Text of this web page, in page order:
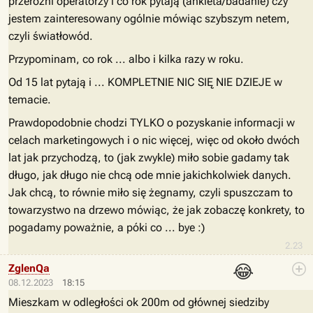
2.23
jestem zainteresowany ogólnie mówiąc szybszym netem,
czyli światłowód.
Przypominam, co rok ... albo i kilka razy w roku.
Od 15 lat pytają i ... KOMPLETNIE NIC SIĘ NIE DZIEJE w
temacie.
Prawdopodobnie chodzi TYLKO o pozyskanie informacji w
celach marketingowych i o nic więcej, więc od około dwóch
lat jak przychodzą, to (jak zwykle) miło sobie gadamy tak
długo, jak długo nie chcą ode mnie jakichkolwiek danych.
Jak chcą, to równie miło się żegnamy, czyli spuszczam to
towarzystwo na drzewo mówiąc, że jak zobaczę konkrety, to
pogadamy poważnie, a póki co ... bye :)
08.12.2023 18:15
😂
ZglenQa
Mieszkam w odległości ok 200m od głównej siedziby